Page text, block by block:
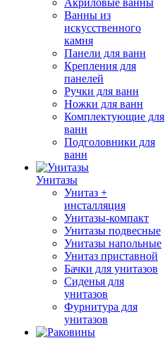
Акриловые ванны
Ванны из
искусственного
камня
Панели для ванн
Крепления для
панелей
Ручки для ванн
Ножки для ванн
Комплектующие для
ванн
Подголовники для
ванн
Унитазы
Унитаз +
инсталляция
Унитазы-компакт
Унитазы подвесные
Унитазы напольные
Унитаз приставной
Бачки для унитазов
Сиденья для
унитазов
Фурнитура для
унитазов